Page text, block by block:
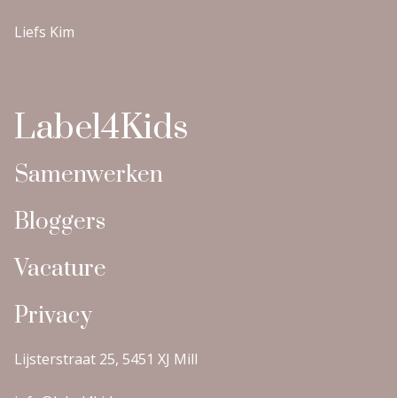
Liefs Kim
Label4Kids
Samenwerken
Bloggers
Vacature
Privacy
Lijsterstraat 25, 5451 XJ Mill